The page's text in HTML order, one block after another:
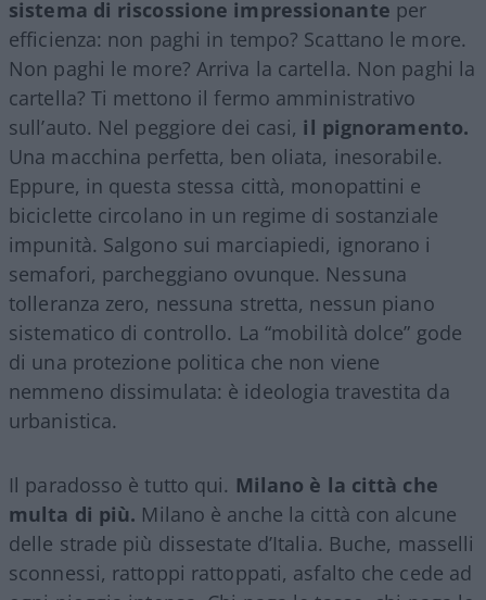
sistema di riscossione impressionante per
efficienza: non paghi in tempo? Scattano le more.
Non paghi le more? Arriva la cartella. Non paghi la
cartella? Ti mettono il fermo amministrativo
sull’auto. Nel peggiore dei casi, il pignoramento.
Una macchina perfetta, ben oliata, inesorabile.
Eppure, in questa stessa città, monopattini e
biciclette circolano in un regime di sostanziale
impunità. Salgono sui marciapiedi, ignorano i
semafori, parcheggiano ovunque. Nessuna
tolleranza zero, nessuna stretta, nessun piano
sistematico di controllo. La “mobilità dolce” gode
di una protezione politica che non viene
nemmeno dissimulata: è ideologia travestita da
urbanistica.
Il paradosso è tutto qui. Milano è la città che
multa di più. Milano è anche la città con alcune
delle strade più dissestate d’Italia. Buche, masselli
sconnessi, rattoppi rattoppati, asfalto che cede ad